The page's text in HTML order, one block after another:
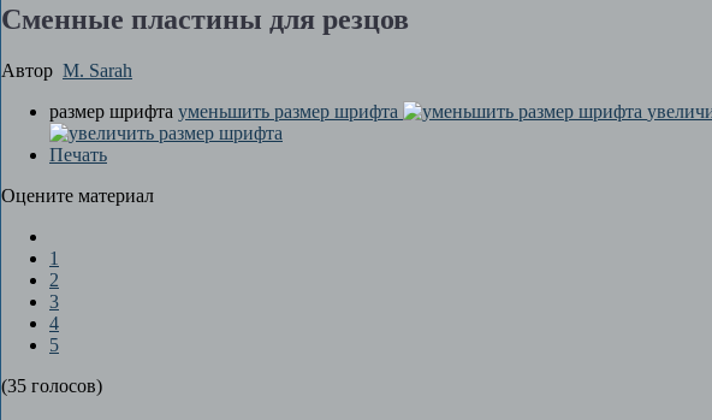
Сменные пластины для резцов
Автор M. Sarah
размер шрифта уменьшить размер шрифта
Печать
Оцените материал
1
2
3
4
5
(35 голосов)